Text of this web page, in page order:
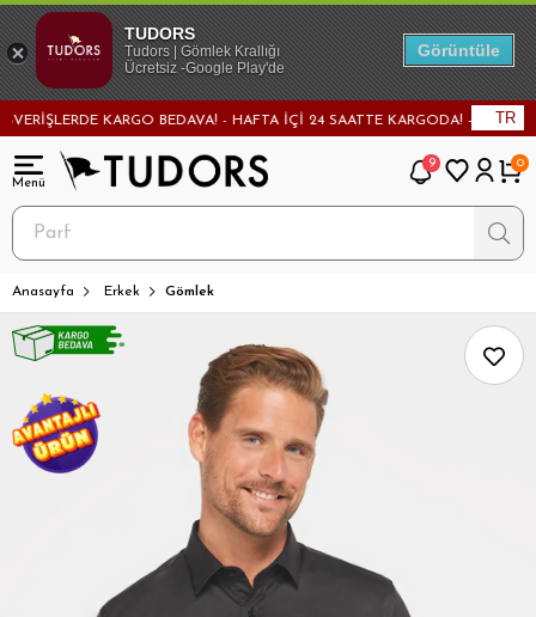
KARGO BEDAVA! - HAFTA İÇİ 24 SAATTE KARGODA! - MAĞAZADAN
TR
9 0
Anasayfa Erkek Gömlek
TUDORS
Tudors | Gömlek Krallığı
Ücretsiz -Google Play'de
Görüntüle